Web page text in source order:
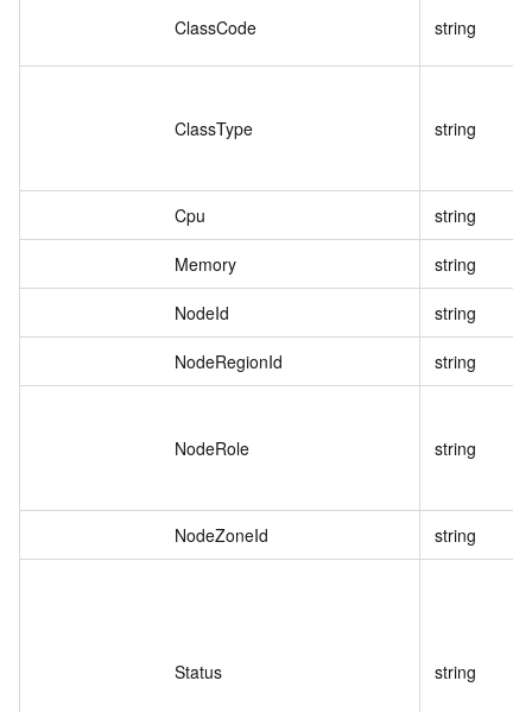
ClassCode string
ClassType string
Cpu string
Memory string
NodeId string
NodeRegionId string
NodeRole string
NodeZoneId string
Status string